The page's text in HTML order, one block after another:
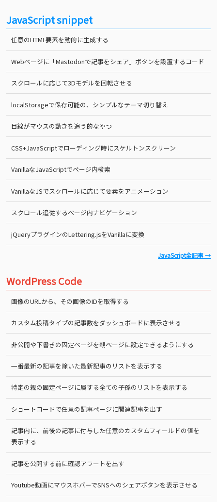
JavaScript snippet
任意のHTML要素を動的に生成する
Webページに「Mastodonで記事をシェア」ボタンを設置するコード
スクロールに応じて3Dモデルを回転させる
localStorageで保存可能の、シンプルなテーマ切り替え
目線がマウスの動きを追う的なやつ
CSS+JavaScriptでローディング時にスケルトンスクリーン
VanillaなJavaScriptでページ内検索
VanillaなJSでスクロールに応じて要素をアニメーション
スクロール追従するページ内ナビゲーション
jQueryプラグインのLettering.jsをVanillaに変換
JavaScript全記事 →
WordPress Code
画像のURLから、その画像のIDを取得する
カスタム投稿タイプの記事数をダッシュボードに表示させる
非公開や下書きの固定ページを親ページに設定できるようにする
一番最新の記事を除いた最新記事のリストを表示する
特定の親の固定ページに属する全ての子孫のリストを表示する
ショートコードで任意の記事ページに関連記事を出す
記事内に、前後の記事に付与した任意のカスタムフィールドの値を
表示する
記事を公開する前に確認アラートを出す
Youtube動画にマウスホバーでSNSへのシェアボタンを表示させる